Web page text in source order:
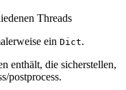
Threads
ein Dict.
enthält, die sicherstellen,
postprocess.